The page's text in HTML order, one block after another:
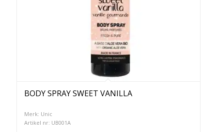
BODY SPRAY SWEET VANILLA
Merk: Unic
Artikel nr: UB001A